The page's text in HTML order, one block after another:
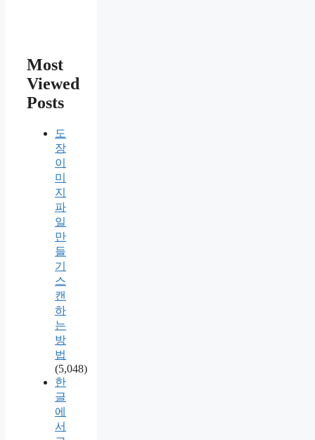
Most
Viewed
Posts
도
장
이
미
지
파
일
만
들
기
스
캔
하
는
방
법
(5,048)
한
글
에
서